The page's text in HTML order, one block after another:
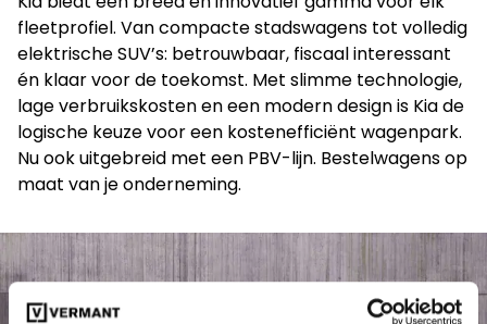
fleetprofiel. Van compacte stadswagens tot volledig
elektrische SUV’s: betrouwbaar, fiscaal interessant
én klaar voor de toekomst. Met slimme technologie,
lage verbruikskosten en een modern design is Kia de
logische keuze voor een kostenefficiënt wagenpark.
Nu ook uitgebreid met een PBV-lijn. Bestelwagens op
maat van je onderneming.